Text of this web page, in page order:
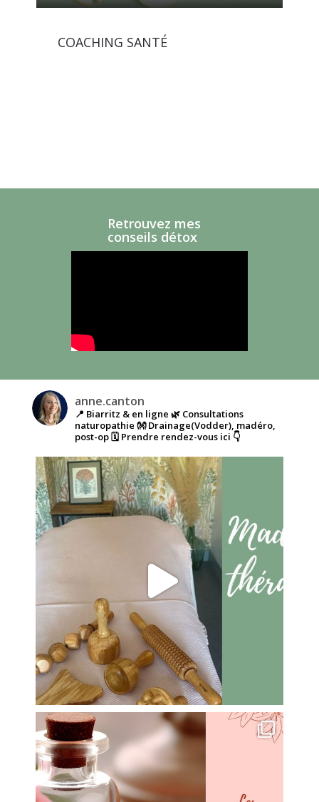
COACHING SANTÉ
Retrouvez mes
conseils détox
anne.canton
📍 Biarritz & en ligne 🌿 Consultations
naturopathie 👐 Drainage(Vodder), madéro,
post-op🗓️ Prendre rendez-vous ici 👇